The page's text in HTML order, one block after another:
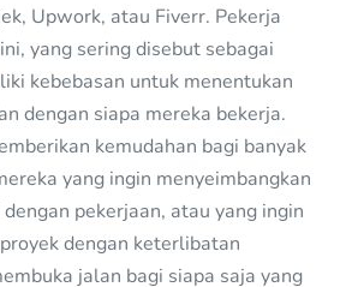
Upwork, atau Fiverr. Pekerja
yang sering disebut sebagai
kebebasan untuk menentukan
dengan siapa mereka bekerja.
kemudahan bagi banyak
yang ingin menyeimbangkan
pekerjaan, atau yang ingin
dengan keterlibatan
jalan bagi siapa saja yang